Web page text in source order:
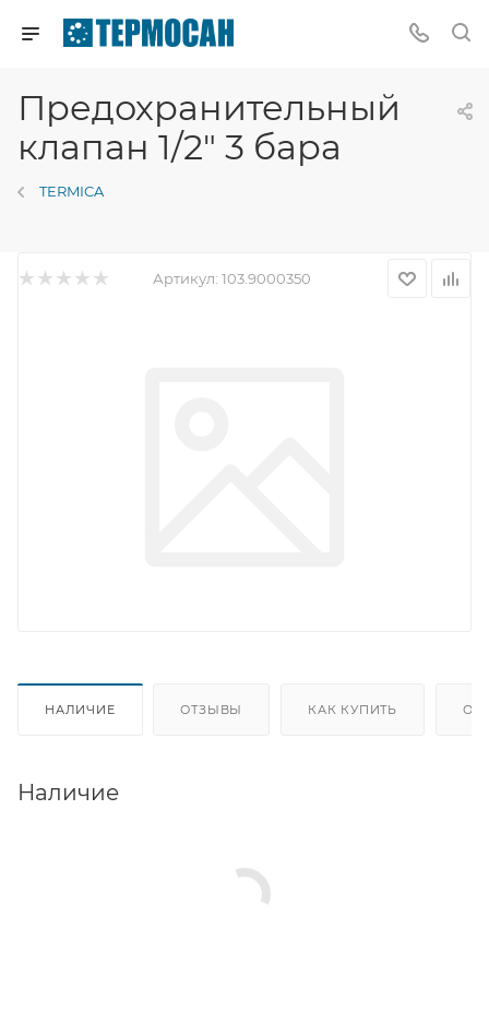
Предохранительный
клапан 1/2" 3 бара
TERMICA
Артикул: 103.9000350
НАЛИЧИЕ ОТЗЫВЫ КАК КУПИТЬ
Наличие